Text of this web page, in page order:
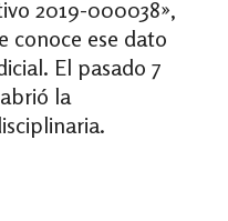
2019-000038»,
conoce ese dato
El pasado 7
la